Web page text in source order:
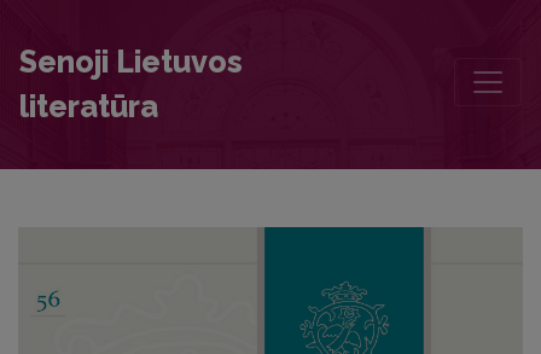
Senoji Lietuvos
literatūra